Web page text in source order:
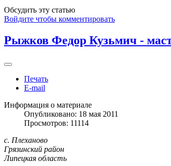
Обсудить эту статью
Войдите чтобы комментировать
Рыжков Федор Кузьмич -
Печать
E-mail
Информация о материале
Опубликовано: 18 мая 2011
Просмотров: 11114
с. Плеханово
Грязинский район
Липецкая область